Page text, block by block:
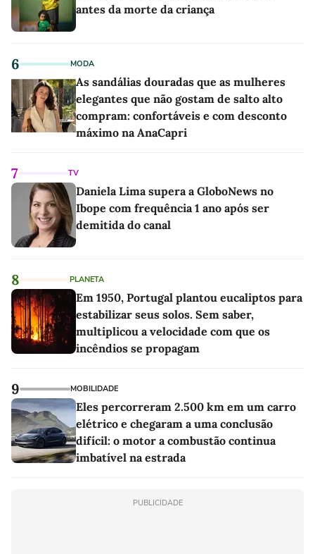
antes da morte da criança
6 MODA
As sandálias douradas que as mulheres
elegantes que não gostam de salto alto
compram: confortáveis e com desconto
máximo na AnaCapri
7 TV
Daniela Lima supera a GloboNews no
Ibope com frequência 1 ano após ser
demitida do canal
8 PLANETA
Em 1950, Portugal plantou eucaliptos para
estabilizar seus solos. Sem saber,
multiplicou a velocidade com que os
incêndios se propagam
9 MOBILIDADE
Eles percorreram 2.500 km em um carro
elétrico e chegaram a uma conclusão
difícil: o motor a combustão continua
imbatível na estrada
PUBLICIDADE